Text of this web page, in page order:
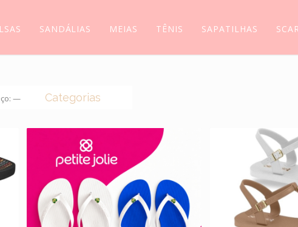
SANDÁLIAS MEIAS TÊNIS SAPATILHAS
— Categorias
BOLSAS(44)
BOTAS(14)
MEIAS(5)
MOCASSIM
SANDÁLIAS (118)